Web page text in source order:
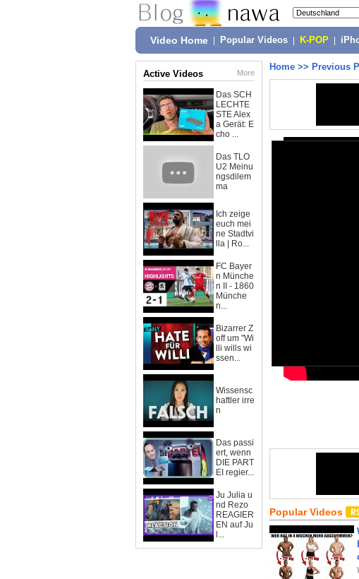
Video Home Popular Videos K-POP
Active Videos More
Das SCH
LECHTE
STE Alex
a Gerät: E
cho ...
Das TLO
U2 Meinu
ngsdilem
ma
Ich zeige
euch mei
ne Stadtvi
lla | Ro...
FC Bayer
n Münche
n II - 1860
Münche
n...
Bizarrer Z
off um "Wi
lli wills wi
ssen...
Wissensc
haftler irre
n
Das passi
ert, wenn
DIE PART
EI regier...
Ju Julia u
nd Rezo
REAGIER
EN auf Ju
l...
Home >> Previous
Popular Videos